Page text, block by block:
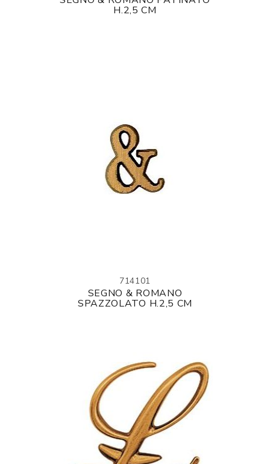
H.2,5 CM
714101
SEGNO & ROMANO
SPAZZOLATO H.2,5 CM